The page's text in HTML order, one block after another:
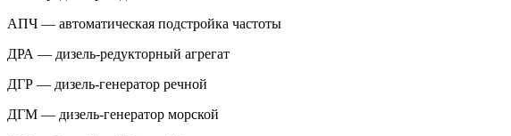
АПЧ — автоматическая подстройка частоты
ДРА — дизель-редукторный агрегат
ДГР — дизель-генератор речной
ДГМ — дизель-генератор морской